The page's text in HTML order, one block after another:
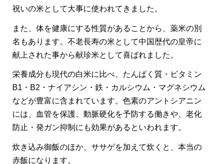
祝いの米として大事に使われてきました。
また、体を健康にする性質があることから、薬米の別
名もあります。不老長寿の米として中国歴代の皇帝に
献上された事から献珍米として喜ばれました。
栄養成分も現代の白米に比べ、たんぱく質・ビタミン
B1・B2・ナイアシン・鉄・カルシウム・マグネシウム
などが豊富に含まれています。色素のアントシアニン
には、血管を保護、動脈硬化を予防する働きや、老化
防止・発ガン抑制にも効果があるといわれます。
炊き込み御飯のほか、ササゲを加えて炊くと、本当の
赤飯になります。